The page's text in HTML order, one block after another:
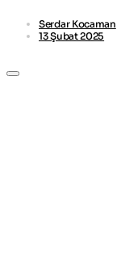
Serdar Kocaman
13 Şubat 2025